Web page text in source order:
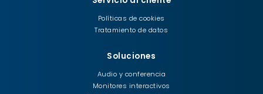
Políticas de cookies
Tratamiento de datos
Soluciones
Audio y conferencia
Monitores interactivos